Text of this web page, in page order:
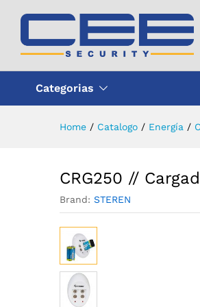
Categorias
Home / Catalogo / Energía /
CRG250 //
Brand: STEREN
Descripción